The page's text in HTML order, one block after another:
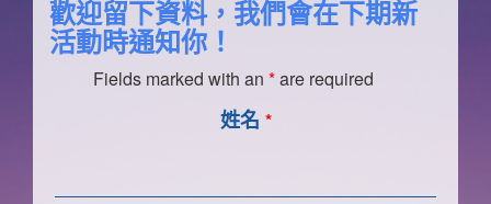
歡迎留下資料，我們會在下期新
活動時通知你！
Fields marked with an *are required
姓名 *